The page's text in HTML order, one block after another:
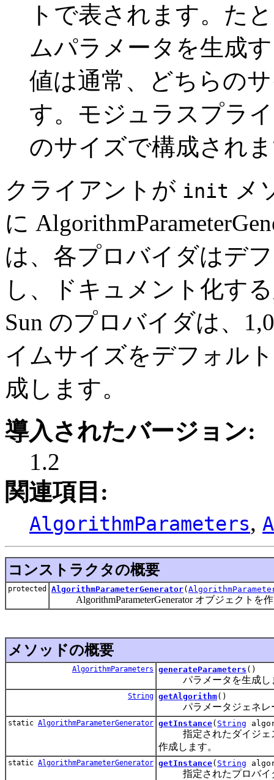
トで表されます。た
ムパラメータを生成
値は通常、どちらの
す。モジュラスプラ
のサイズで構成され
クライアントが init メ
に
は、各プロバイダはデ
し、ドキュメント化す
Sun のプロバイダは、
イムサイズをデフォル
成します。
導入されたバージョン:
1.2
関連項目:
AlgorithmParameters,
コンストラクタの概要
protected AlgorithmParameterGenerator(
AlgorithmParameterGenerator オブジェクトを
メソッドの概要
AlgorithmParameters generateParameters ()
パラメータを生成し
String getAlgorithm()
パラメータジェネレー
static AlgorithmParameterGenerator getInstance( String
指定されたダイジェス
作成します。
static AlgorithmParameterGenerator getInstance( String
指定されたプロバイダ